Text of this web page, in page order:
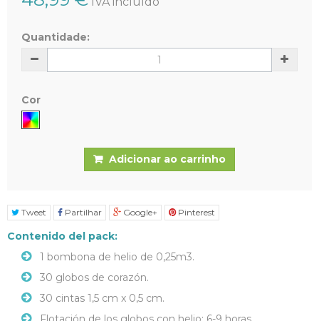
Quantidade:
Cor
Adicionar ao carrinho
Tweet Partilhar Google+ Pinterest
Contenido del pack:
1 bombona de helio de 0,25m3.
30 globos de corazón.
30 cintas 1,5 cm x 0,5 cm.